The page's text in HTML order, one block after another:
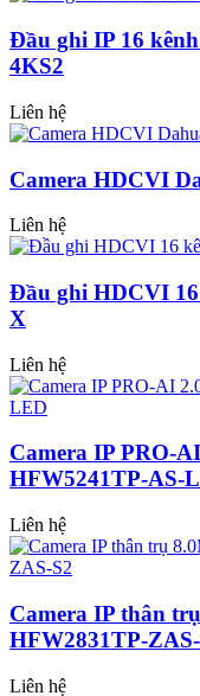
Đầu ghi IP 16
4KS2
Liên hệ
Camera HDCVI
Liên hệ
Đầu ghi HDCVI
X
Liên hệ
Camera IP PRO-
HFW5241TP-AS-
Liên hệ
Camera IP thân
HFW2831TP-
Liên hệ